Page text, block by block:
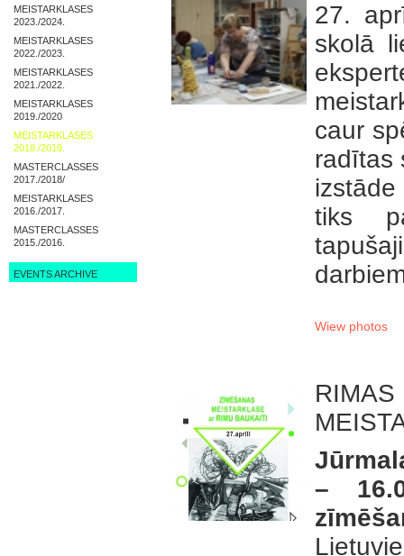
MEISTARKLASES
2023./2024.
MEISTARKLASES
2022./2023.
MEISTARKLASES
2021./2022.
MEISTARKLASES
2019./2020
MEISTARKLASES
2018./2019.
MASTERCLASSES
2017./2018/
MEISTARKLASES
2016./2017.
MASTERCLASSES
2015./2016.
EVENTS ARCHIVE
27.
skolā
caur
radītas
tiks
Wiew photos
RIMAS
–